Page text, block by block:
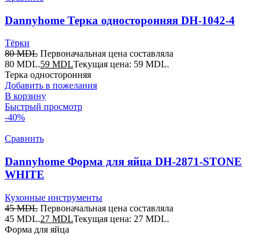
Dannyhome Терка односторонняя DH-1042-4
Тёрки
80MDL Первоначальная цена составляла
80 MDL.59 MDLТекущая цена: 59 MDL.
Терка односторонняя
Добавить в пожелания
В корзину
Быстрый просмотр
-40%
Сравнить
Dannyhome Форма для яйца DH-2871-STONE
WHITE
Кухонные инструменты
45MDL Первоначальная цена составляла
45 MDL.27 MDLТекущая цена: 27 MDL.
Форма для яйца